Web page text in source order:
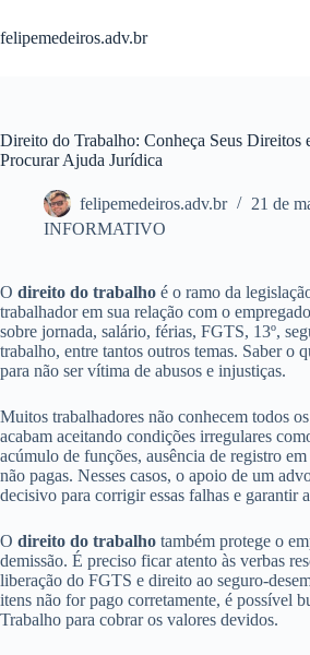
para
o
felipemedeiros.adv.br
Direito do Trabalho: Conheça Seus Direitos
Procurar Ajuda Jurídica
felipemedeiros.adv.br
21 de
INFORMATIVO
O direito do trabalho é o ramo da
trabalhador em sua relação com o
sobre jornada, salário, férias, FGTS, 13º,
trabalho, entre tantos outros temas. Saber o
para não ser vítima de abusos e injustiças.
Muitos trabalhadores não conhecem todos
acabam aceitando condições irregulares
acúmulo de funções, ausência de registro
não pagas. Nesses casos, o apoio de um
decisivo para corrigir essas falhas e garantir
O direito do trabalho também protege o
demissão. É preciso ficar atento às verbas
liberação do FGTS e direito ao seguro-
itens não for pago corretamente, é possível
Trabalho para cobrar os valores devidos.